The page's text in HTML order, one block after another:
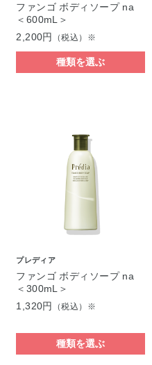
ファンゴ ボディソープ na
＜600mL＞
2,200円
（税込）※
種類を選ぶ
プレディア
ファンゴ ボディソープ na
＜300mL＞
1,320円
（税込）※
種類を選ぶ